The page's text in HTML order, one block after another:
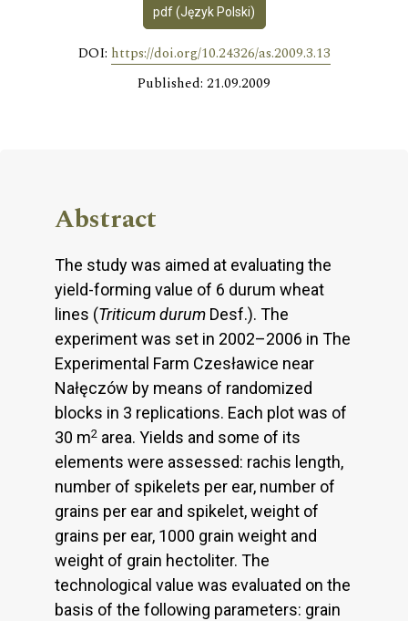
pdf (Język Polski)
DOI: https://doi.org/10.24326/as.2009.3.13
Published: 21.09.2009
Abstract
The study was aimed at evaluating the
yield-forming value of 6 durum wheat
lines (Triticum durum Desf.). The
experiment was set in 2002–2006 in The
Experimental Farm Czesławice near
Nałęczów by means of randomized
blocks in 3 replications. Each plot was of
30 m2 area. Yields and some of its
elements were assessed: rachis length,
number of spikelets per ear, number of
grains per ear and spikelet, weight of
grains per ear, 1000 grain weight and
weight of grain hectoliter. The
technological value was evaluated on the
basis of the following parameters: grain